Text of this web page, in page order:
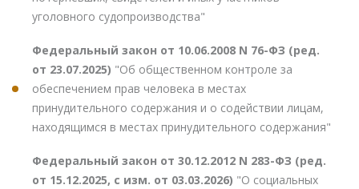
уголовного судопроизводства"
Федеральный закон от 10.06.2008 N 76-ФЗ (ред.
от 23.07.2025) "Об общественном контроле за
обеспечением прав человека в местах
принудительного содержания и о содействии лицам,
находящимся в местах принудительного содержания"
Федеральный закон от 30.12.2012 N 283-ФЗ (ред.
от 15.12.2025, с изм. от 03.03.2026) "О социальных